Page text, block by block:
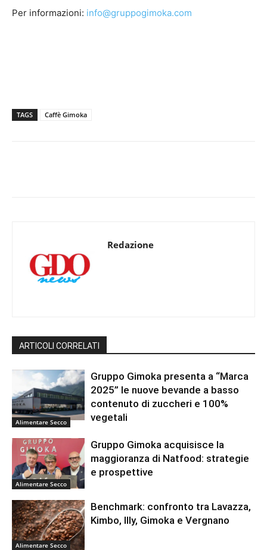
Per informazioni: info@gruppogimoka.com
TAGS Caffè Gimoka
Redazione
ARTICOLI CORRELATI
Alimentare Secco
Gruppo Gimoka presenta a “Marca
2025” le nuove bevande a basso
contenuto di zuccheri e 100%
vegetali
Alimentare Secco
Gruppo Gimoka acquisisce la
maggioranza di Natfood: strategie
e prospettive
Alimentare Secco
Benchmark: confronto tra Lavazza,
Kimbo, Illy, Gimoka e Vergnano